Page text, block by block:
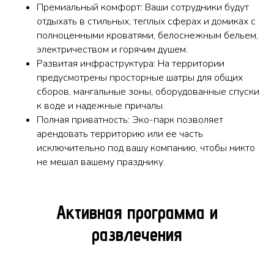
Премиальный комфорт: Ваши сотрудники будут
отдыхать в стильных, теплых сферах и домиках с
полноценными кроватями, белоснежным бельем,
электричеством и горячим душем.
Развитая инфраструктура: На территории
предусмотрены просторные шатры для общих
сборов, мангальные зоны, оборудованные спуски
к воде и надежные причалы.
Полная приватность: Эко-парк позволяет
арендовать территорию или ее часть
исключительно под вашу компанию, чтобы никто
не мешал вашему празднику.
Активная программа и
развлечения